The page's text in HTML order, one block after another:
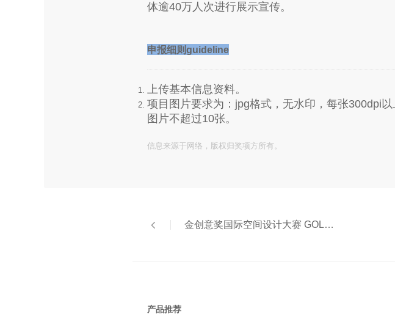
体逾40万人次进行展示宣传。
申报细则guideline
上传基本信息资料。
项目图片要求为：jpg格式，无水印，每张300dpi
图片不超过10张。
信息来源于网络，版权归奖项方所有。
金创意奖国际空间设计大赛 GOLDEN-CREATIVITY DESIGN AWARD
产品推荐